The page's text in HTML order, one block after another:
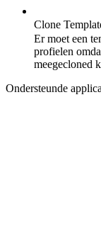
Clone
Er moet een
profielen
meegecloned
Ondersteunde